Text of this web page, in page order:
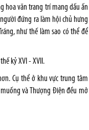
hoa văn trang trí mang dấu ấn
đứng ra làm hội chủ hưng
như thế làm sao có thể để
kỷ XVI - XVII.
Cụ thể ở khu vực trung tâm
và Thượng Điện đều mở